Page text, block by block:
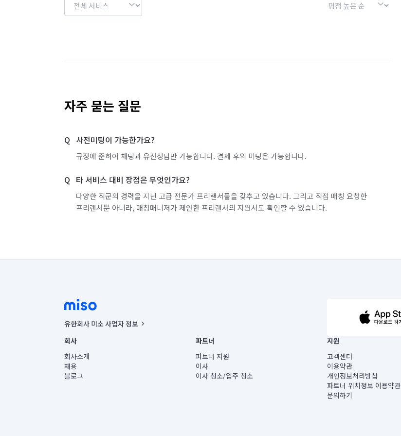
자주 묻는 질문
사전미팅이 가능한가요?
규정에 준하여 채팅과 유선상담만 가능합니다. 결제 후의 미팅은 가능합니다.
타 서비스 대비 장점은 무엇인가요?
다양한 직군의 경력을 지닌 고급 전문가 프리랜서풀을 갖추고 있습니다. 그리고 직접 매칭 요청한
프리랜서뿐 아니라, 매칭매니저가 제안한 프리랜서의 지원서도 확인할 수 있습니다.
유한회사 미소 사업자 정보
사업자등록번호 : 291-87-00271 | 인허가번호 : 2016-3220163-14-5-00019 |
통신판매신고번호 : 2024-서울종로-1400(공정거래위원회 정보) |
대표이사 : CHING VICTOR COLUMBIA RHEE
주소 | 본사: 서울특별시 종로구 율곡로 6(중학동, 트윈트리빌딩) B동 5층
컨택센터 : 서울특별시 종로구 수송동 율곡로 24, 7층, 8층 미소
회사
회사소개
채용
블로그
파트너
파트너 지원
이사
이사 청소/입주 청소
지원
고객센터
이용약관
개인정보처리방침
파트너 위치정보 이용약관
문의하기